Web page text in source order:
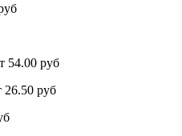
54.00 руб
26.50 руб